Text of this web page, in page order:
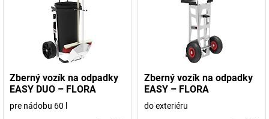
Zberný vozík na odpadky
EASY DUO – FLORA
pre nádobu 60 l
Zberný vozík na odpadky
EASY – FLORA
do exteriéru